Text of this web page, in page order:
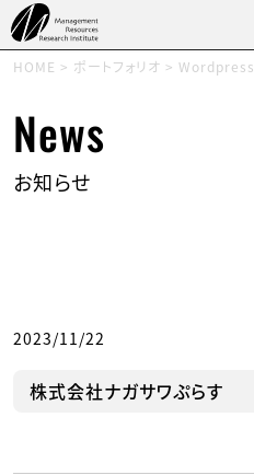
HOME > ポートフォリオ > Wordpress
News
お知らせ
2023/11/22
株式会社ナガサワぷらす